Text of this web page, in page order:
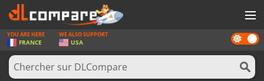
JEUX
CARTES PRÉPAYÉES
Dark
mode
YOU ARE HERE
FRANCE
WE ALSO SUPPORT
USA